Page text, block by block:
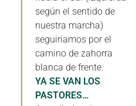
según el sentido de
nuestra marcha)
seguiríamos por el
camino de zahorra
blanca de frente.
YA SE VAN LOS
PASTORES…